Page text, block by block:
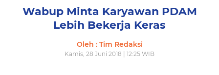
Wabup Minta Karyawan PDAM
Lebih Bekerja Keras
Oleh : Tim Redaksi
Kamis, 28 Juni 2018 | 12:25 WIB